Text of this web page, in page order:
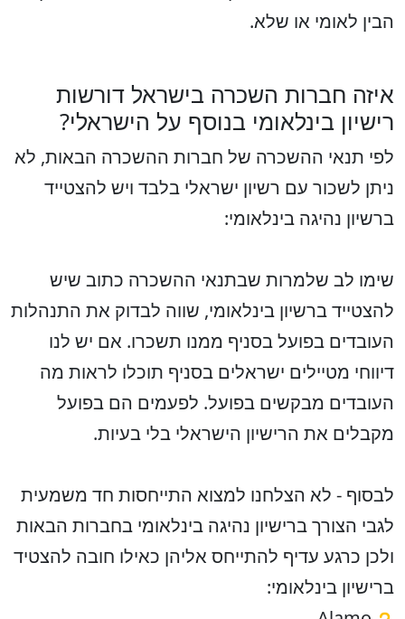
הבין לאומי או שלא.
איזה חברות השכרה בישראל דורשות
רישיון בינלאומי בנוסף על הישראלי?
לפי תנאי ההשכרה של חברות ההשכרה הבאות, לא
ניתן לשכור עם רשיון ישראלי בלבד ויש להצטייד
ברשיון נהיגה בינלאומי:
שימו לב שלמרות שבתנאי ההשכרה כתוב שיש
להצטייד ברשיון בינלאומי, שווה לבדוק את התנהלות
העובדים בפועל בסניף ממנו תשכרו. אם יש לנו
דיווחי מטיילים ישראלים בסניף תוכלו לראות מה
העובדים מבקשים בפועל. לפעמים הם בפועל
מקבלים את הרישיון הישראלי בלי בעיות.
לבסוף - לא הצלחנו למצוא התייחסות חד משמעית
לגבי הצורך ברישיון נהיגה בינלאומי בחברות הבאות
ולכן כרגע עדיף להתייחס אליהן כאילו חובה להצטיד
ברישיון בינלאומי: